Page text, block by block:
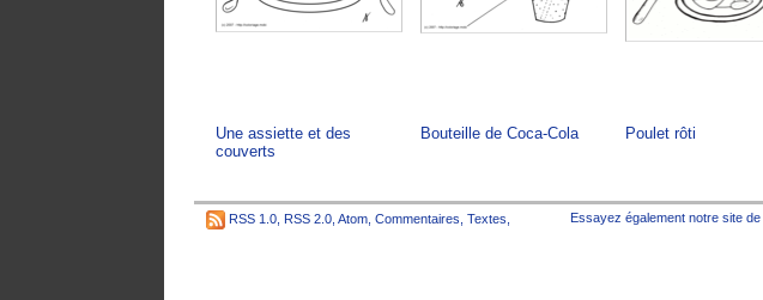
Une assiette et des
couverts
Bouteille de Coca-Cola Poulet rôti
RSS 1.0 RSS 2.0 Atom Commentaires Textes Essayez également notre site de